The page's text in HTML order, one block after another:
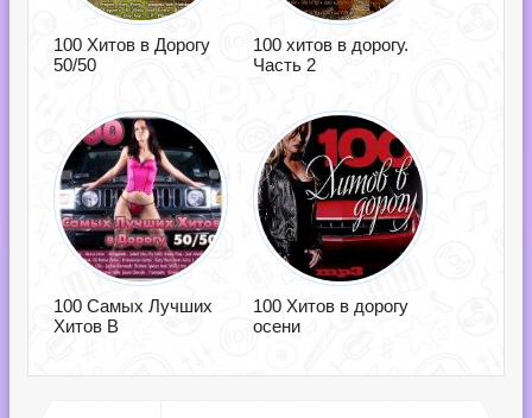
100 Хитов в Дорогу
50/50
100 хитов в дорогу.
Часть 2
100 Самых Лучших
Хитов В
100 Хитов в дорогу
осени